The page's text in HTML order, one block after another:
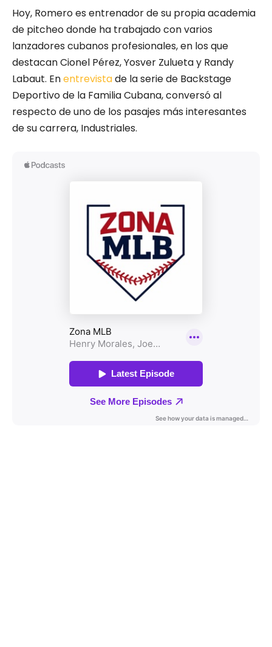
Hoy, Romero es entrenador de su propia academia
de pitcheo donde ha trabajado con varios
lanzadores cubanos profesionales, en los que
destacan Cionel Pérez, Yosver Zulueta y Randy
Labaut. Enentrevistade la serie de Backstage
Deportivo de la Familia Cubana, conversó al
respecto de uno de los pasajes más interesantes
de su carrera, Industriales.